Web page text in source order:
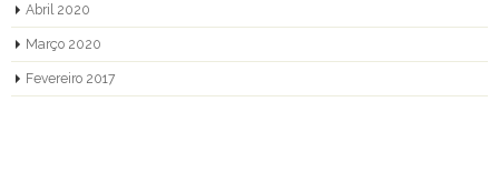
Abril 2020
Março 2020
Fevereiro 2017